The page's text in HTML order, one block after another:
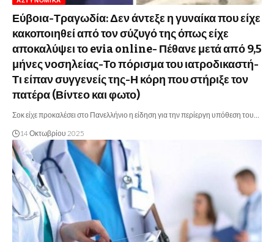
Εύβοια-Τραγωδία: Δεν άντεξε η γυναίκα που είχε
κακοποιηθεί από τον σύζυγό της όπως είχε
αποκαλύψει το evia online- Πέθανε μετά από 9,5
μήνες νοσηλείας-Το πόρισμα του ιατροδικαστή-
Τι είπαν συγγενείς της-Η κόρη που στήριξε τον
πατέρα (Βίντεο και φωτο)
Σοκ είχε προκαλέσει στο Πανελλήνιο η είδηση για την περίεργη υπόθεση του…
14 Οκτωβρίου 2025